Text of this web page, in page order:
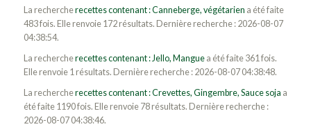
La rechercherecettes contenant : Canneberge, végétarien a été faite
483 fois. Elle renvoie 172 résultats. Dernière recherche : 2026-08-07
04:38:54.
La rechercherecettes contenant : Jello, Manguea été faite 361 fois.
Elle renvoie 1 résultats. Dernière recherche : 2026-08-07 04:38:48.
La rechercherecettes contenant : Crevettes, Gingembre, Sauce soja a
été faite 1190 fois. Elle renvoie 78 résultats. Dernière recherche :
2026-08-07 04:38:46.